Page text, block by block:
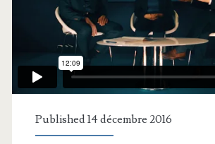
Published 14 décembre 2016